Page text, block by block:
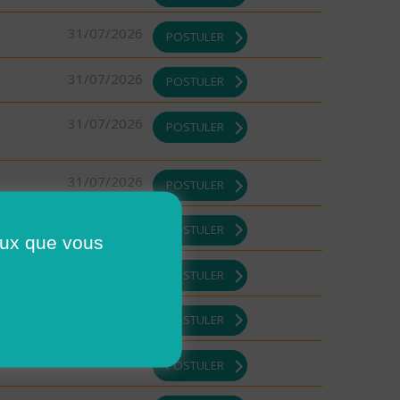
31/07/2026 POSTULER
31/07/2026 POSTULER
31/07/2026 POSTULER
31/07/2026 POSTULER
POSTULER
POSTULER
POSTULER
POSTULER
que vous